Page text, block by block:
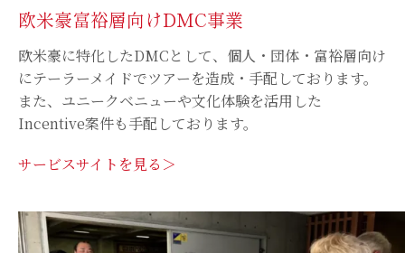
欧米豪富裕層向けDMC事業
欧米豪に特化したDMCとして、個人・団体・富裕層向け
にテーラーメイドでツアーを造成・手配しております。
また、ユニークベニューや文化体験を活用した
Incentive案件も手配しております。
サービスサイトを見る＞